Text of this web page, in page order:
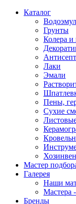
Каталог
Грунты
Колера и
Лаки
Эмали
Пены,
Сухие
Мастер
Галерея
Наши
Мастера
Бренды